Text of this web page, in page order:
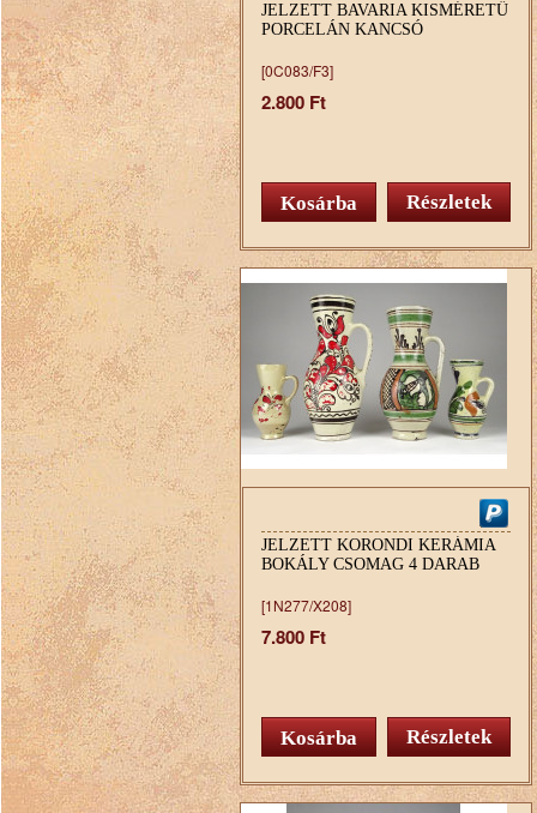
JELZETT BAVARIA KISMÉRETŰ
PORCELÁN KANCSÓ
[0C083/F3]
2.800 Ft
Részletek
JELZETT KORONDI KERÁMIA
BOKÁLY CSOMAG 4 DARAB
[1N277/X208]
7.800 Ft
Részletek